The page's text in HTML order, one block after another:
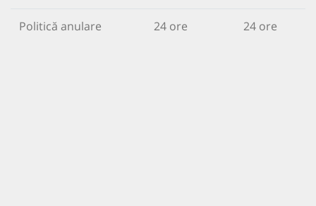
Politică anulare 24 ore 24 ore